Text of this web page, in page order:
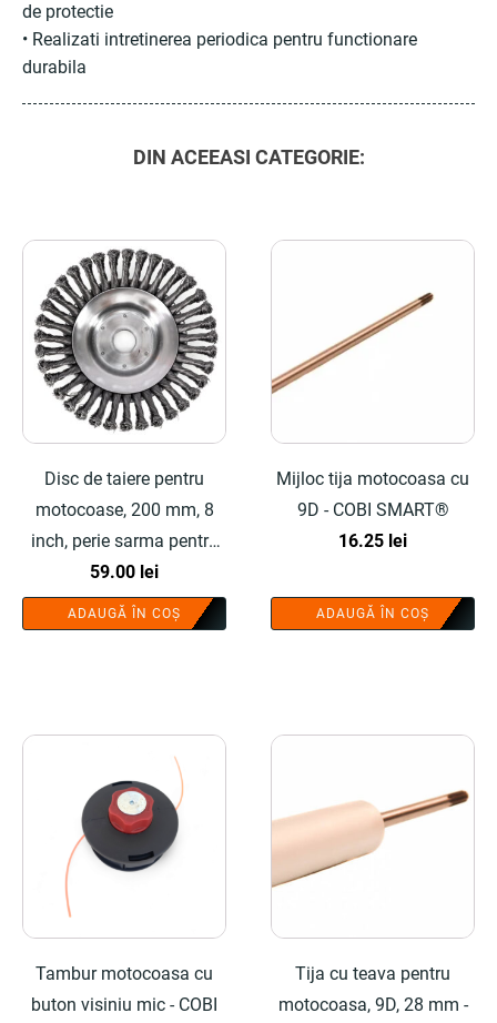
de protectie
• Realizati intretinerea periodica pentru functionare
durabila
DIN ACEEASI CATEGORIE:
Disc de taiere pentru
motocoase, 200 mm, 8
inch, perie sarma pentru
curatat pavele - COBI
SMART®
59.00 lei
ADAUGĂ ÎN COȘ
Mijloc tija motocoasa cu
9D - COBI SMART®
16.25 lei
ADAUGĂ ÎN COȘ
Tambur motocoasa cu
buton visiniu mic - COBI
Tija cu teava pentru
motocoasa, 9D, 28 mm -